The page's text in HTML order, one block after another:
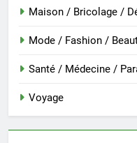
Maison / Bricolage /
Mode / Fashion /
Santé / Médecine /
Voyage